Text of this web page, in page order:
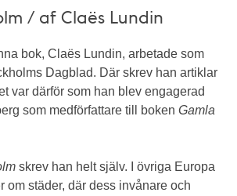
/ af Claës Lundin
bok, Claës Lundin, arbetade som
Dagblad. Där skrev han artiklar
var därför som han blev engagerad
som medförfattare till bokenGamla
skrev han helt själv. I övriga Europa
om städer, där dess invånare och